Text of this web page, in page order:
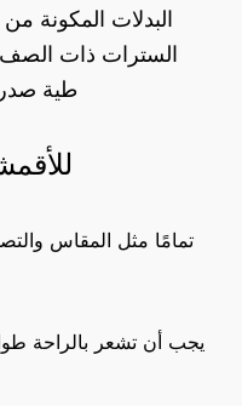
البدلات المكونة
السترات ذات الصف
طية
تمامًا مثل المقاس
يجب أن تشعر بالراحة